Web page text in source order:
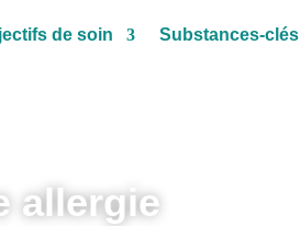
de soin Substances-clés
allergie